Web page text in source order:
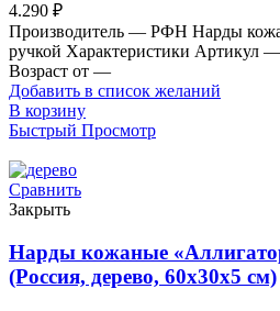
4.290 ₽
Производитель — РФН Нарды
ручкой Характеристики Артикул
Возраст от —
Добавить в список желаний
В корзину
Быстрый Просмотр
Сравнить
Закрыть
Нарды кожаные
(Россия, дерево, 60х30х5 см)